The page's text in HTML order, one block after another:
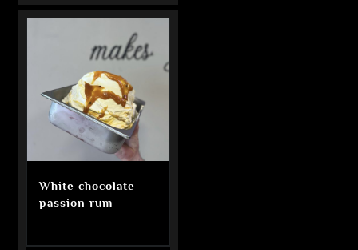
White chocolate
passion rum